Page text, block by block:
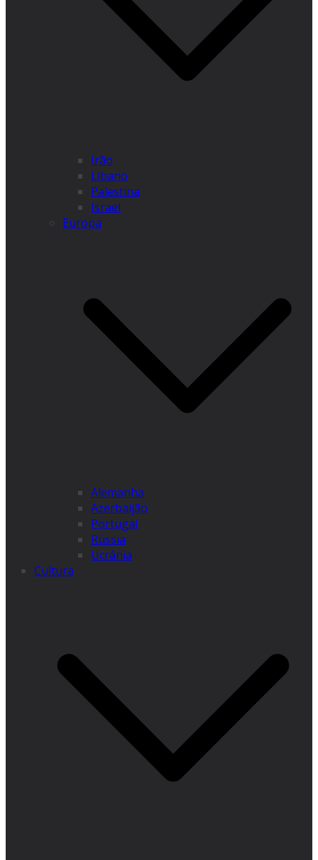
Irão
Líbano
Palestina
Israel
Europa
Alemanha
Azerbaijão
Portugal
Rússia
Ucrânia
Cultura